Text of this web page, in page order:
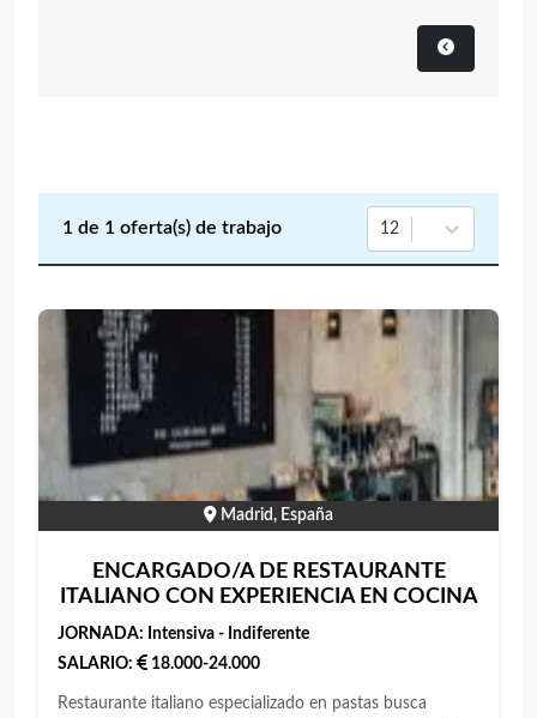
1 de 1 oferta(s) de trabajo 12
Madrid, España
ENCARGADO/A DE RESTAURANTE
ITALIANO CON EXPERIENCIA EN COCINA
JORNADA: Intensiva - Indiferente
SALARIO:
18.000-24.000
Restaurante italiano especializado en pastas busca